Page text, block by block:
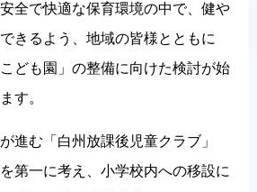
全で快適な保育環境の中で、健や
きるよう、地域の皆様とともに
ども園」の整備に向けた検討が始
す。
進む「白州放課後児童クラブ」
第一に考え、小学校内への移設に